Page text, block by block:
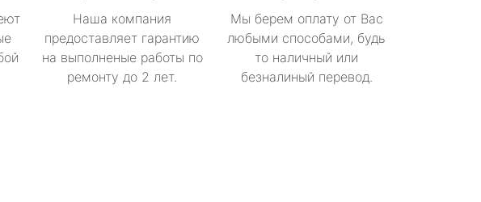
Наша компания
предоставляет гарантию
на выполненые работы по
ремонту до 2 лет.
Мы берем оплату от Вас
любыми способами, будь
то наличный или
безналиный перевод.